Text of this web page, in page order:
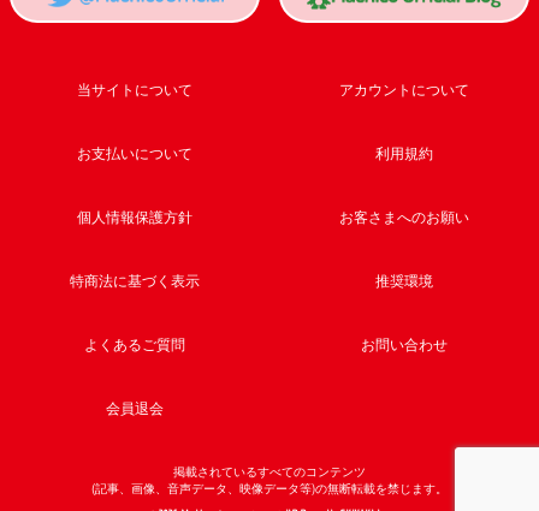
当サイトについて アカウントについて
お支払いについて 利用規約
個人情報保護方針 お客さまへのお願い
特商法に基づく表示 推奨環境
よくあるご質問 お問い合わせ
会員退会
掲載されているすべてのコンテンツ
(記事、画像、音声データ、映像データ等)の無断転載を禁じます。